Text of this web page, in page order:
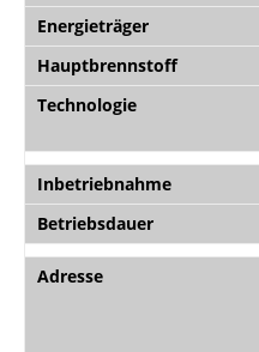
Energieträger
Hauptbrennstoff
Technologie
Inbetriebnahme
Betriebsdauer
Adresse